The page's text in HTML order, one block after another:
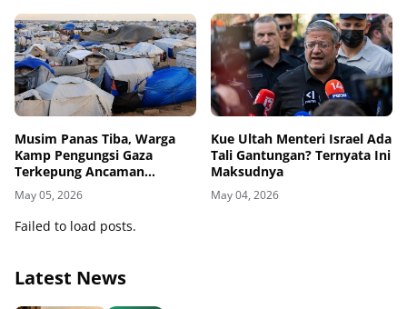
Musim Panas Tiba, Warga
Kamp Pengungsi Gaza
Terkepung Ancaman
Penyakit Kulit
May 05, 2026
Kue Ultah Menteri Israel Ada
Tali Gantungan? Ternyata Ini
Maksudnya
May 04, 2026
Failed to load posts.
Latest News